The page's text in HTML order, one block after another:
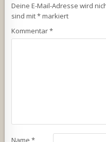
Deine E-Mail-Adresse wird
sind mit*markiert
Kommentar*
Name*